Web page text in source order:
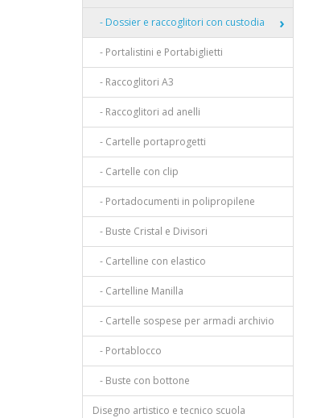
- Dossier e raccoglitori con custodia
- Portalistini e Portabiglietti
- Raccoglitori A3
- Raccoglitori ad anelli
- Cartelle portaprogetti
- Cartelle con clip
- Portadocumenti in polipropilene
- Buste Cristal e Divisori
- Cartelline con elastico
- Cartelline Manilla
- Cartelle sospese per armadi archivio
- Portablocco
- Buste con bottone
Disegno artistico e tecnico scuola